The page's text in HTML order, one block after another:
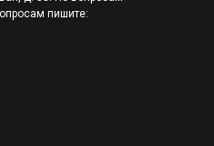
пишите: